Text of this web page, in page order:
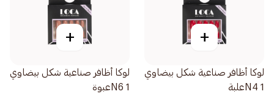
+
لوكا أظافر صناعية شكل بيضاوي
N4 1علبة
+
لوكا أظافر صناعية شكل بيضاوي
N6 1عبوة